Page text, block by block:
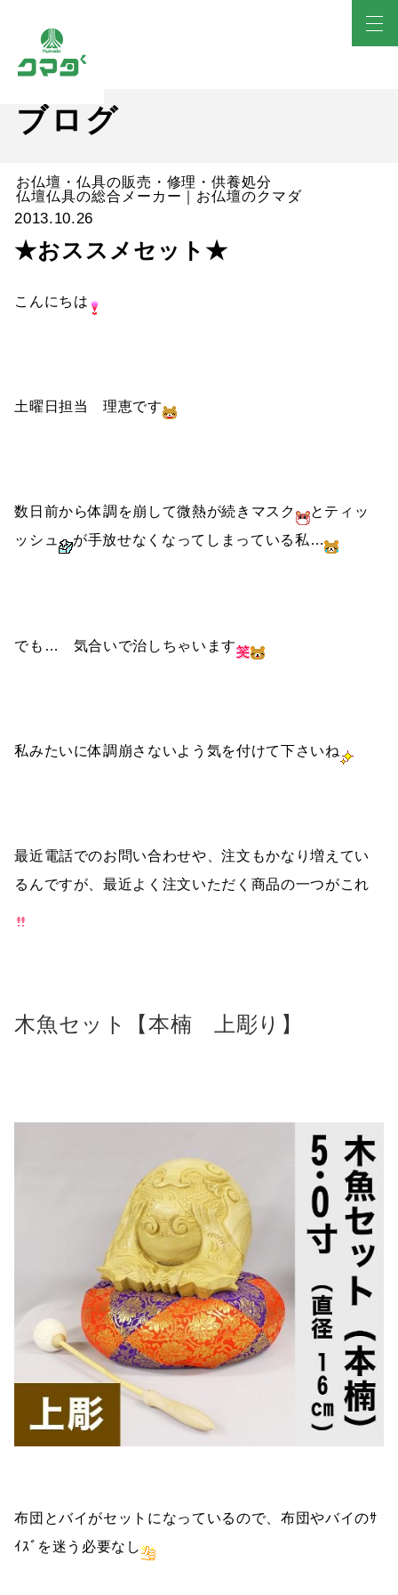
ブログ
お仏壇・仏具の販売・修理・供養処分
仏壇仏具の総合メーカー｜お仏壇のクマダ
2013.10.26
★おススメセット★
こんにちは
土曜日担当 理恵です
数日前から体調を崩して微熱が続きマスク
とティッ
ッシュ
が手放せなくなってしまっている私…
でも… 気合いで治しちゃいます
私みたいに体調崩さないよう気を付けて下さいね
最近電話でのお問い合わせや、注文もかなり増えてい
るんですが、最近よく注文いただく商品の一つがこれ
木魚セット【本楠 上彫り】
布団とバイがセットになっているので、布団やバイのｻ
ｲｽﾞを迷う必要なし